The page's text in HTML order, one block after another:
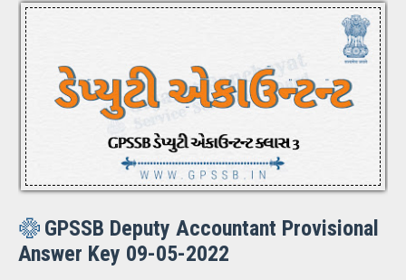
GPSSB Deputy Accountant Provisional
Answer Key 09-05-2022